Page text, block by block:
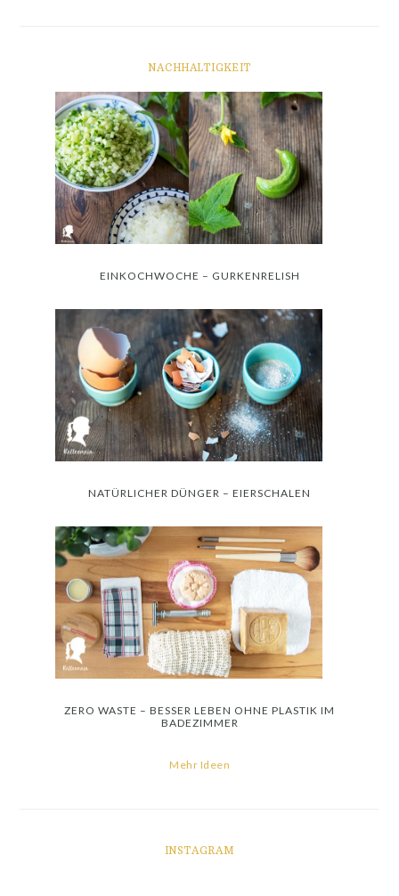
NACHHALTIGKEIT
EINKOCHWOCHE – GURKENRELISH
NATÜRLICHER DÜNGER – EIERSCHALEN
ZERO WASTE – BESSER LEBEN OHNE PLASTIK IM
BADEZIMMER
Mehr Ideen
INSTAGRAM